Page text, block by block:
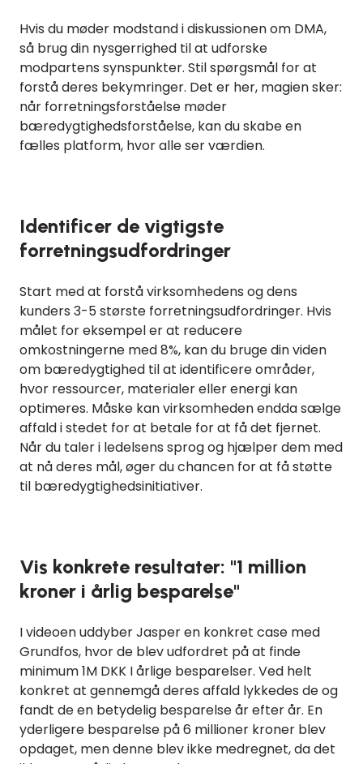
Hvis du møder modstand i diskussionen om DMA,
så brug din nysgerrighed til at udforske
modpartens synspunkter. Stil spørgsmål for at
forstå deres bekymringer. Det er her, magien sker:
når forretningsforståelse møder
bæredygtighedsforståelse, kan du skabe en
fælles platform, hvor alle ser værdien.
Identificer de vigtigste
forretningsudfordringer
Start med at forstå virksomhedens og dens
kunders 3-5 største forretningsudfordringer. Hvis
målet for eksempel er at reducere
omkostningerne med 8%, kan du bruge din viden
om bæredygtighed til at identificere områder,
hvor ressourcer, materialer eller energi kan
optimeres. Måske kan virksomheden endda sælge
affald i stedet for at betale for at få det fjernet.
Når du taler i ledelsens sprog og hjælper dem med
at nå deres mål, øger du chancen for at få støtte
til bæredygtighedsinitiativer.
Vis konkrete resultater: "1 million
kroner i årlig besparelse"
I videoen uddyber Jasper en konkret case med
Grundfos, hvor de blev udfordret på at finde
minimum 1M DKK I årlige besparelser. Ved helt
konkret at gennemgå deres affald lykkedes de og
fandt de en betydelig besparelse år efter år. En
yderligere besparelse på 6 millioner kroner blev
opdaget, men denne blev ikke medregnet, da det